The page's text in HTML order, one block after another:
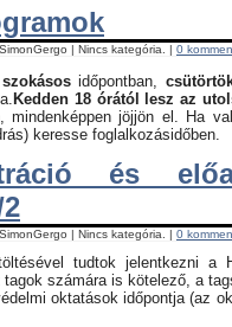
| Nincs kategória. | 0
időpontban,
Kedden 18 órától lesz az
mindenképpen jöjjön el. Ha
keresse foglalkozásidőben.
és
| Nincs kategória. | 0
tudtok jelentkezni a
tagok számára is kötelező, a
oktatások időpontja (az